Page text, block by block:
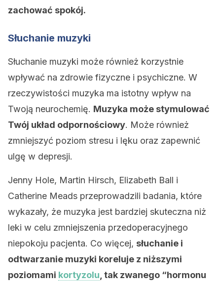
zachować spokój.
Słuchanie muzyki
Słuchanie muzyki może również korzystnie
wpływać na zdrowie fizyczne i psychiczne. W
rzeczywistości muzyka ma istotny wpływ na
Twoją neurochemię. Muzyka może stymulować
Twój układ odpornościowy. Może również
zmniejszyć poziom stresu i lęku oraz zapewnić
ulgę w depresji.
Jenny Hole, Martin Hirsch, Elizabeth Ball i
Catherine Meads przeprowadzili badania, które
wykazały, że muzyka jest bardziej skuteczna niż
leki w celu zmniejszenia przedoperacyjnego
niepokoju pacjenta. Co więcej, słuchanie i
odtwarzanie muzyki koreluje z niższymi
poziomami kortyzolu , tak zwanego “hormonu